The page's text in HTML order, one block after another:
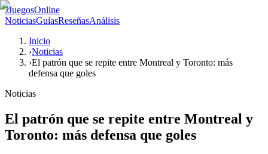
JJuegosOnline
NoticiasGuíasReseñasAnálisis
Inicio
›Noticias
›El patrón que se repite entre Montreal y Toronto: más
defensa que goles
Noticias
El patrón que se repite entre Montreal y
Toronto: más defensa que goles